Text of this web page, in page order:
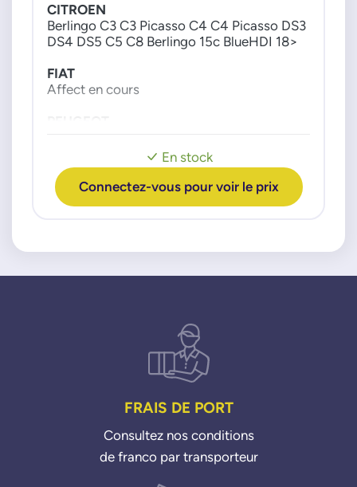
9801887680
9811643880
FOMOCO
4012882P
2224687
2389629
DS7Q9E882CB
H6BG9S468AD
9812404180
PSA GROUPE
00001618KC
En stock
Connectez-vous pour voir le prix
CITROEN
Berlingo C3 C3 Picasso C4 C4 Picasso DS3
DS4 DS5 C5 C8 Berlingo 15c BlueHDI 18>
FIAT
Affect en cours
Expert 15c BlueHDI 18>
FRAIS DE PORT
Consultez nos conditions
de franco par transporteur